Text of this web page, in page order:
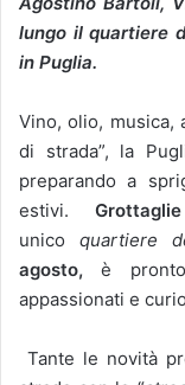
lungo il quartiere
in Puglia.
Vino, olio, musica,
di strada”, la
preparando a
estivi.
unicoquartiere
agosto, è
appassionati e
Tante le novità